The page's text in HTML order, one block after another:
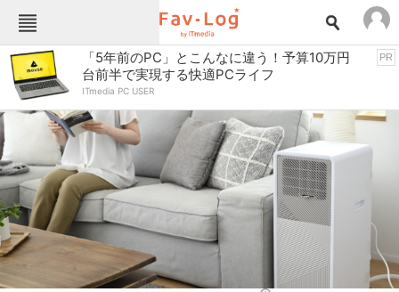
Fav-Logカテゴリー一覧
TOP アウトドア用品
インテリア・収納 おもちゃ・ホビー
キッチン家電
キッチン用品 ゲーム
コンテンツ・サービス スイーツ・お菓子
スポーツ・レジャー スマホ・携帯電話
パソコン・タブレット ファッション
「5年前のPC」とこんなに違う！予算10万円
台前半で実現する快適PCライフ
ITmedia PC USER
PR